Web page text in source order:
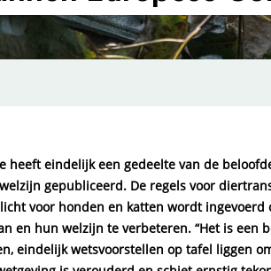
heeft eindelijk een gedeelte van de
gepubliceerd. De regels voor
voor honden en katten wordt ingevoerd
en hun welzijn te verbeteren. “Het is een
eindelijk wetsvoorstellen op tafel liggen